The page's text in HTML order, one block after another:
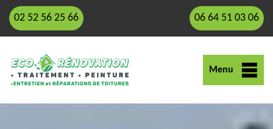
02 52 56 25 66 06 64 51 03 06
Menu